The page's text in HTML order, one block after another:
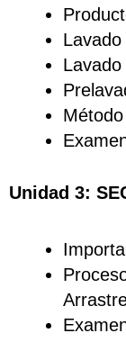
Unidad 3: